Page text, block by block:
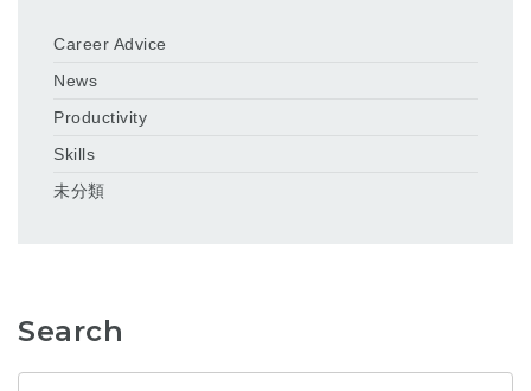
Career Advice
News
Productivity
Skills
未分類
Search